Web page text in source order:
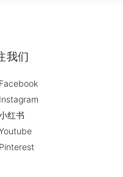
我们
Facebook
Instagram
红书
Pinterest